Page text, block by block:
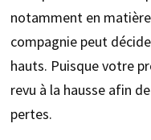
notamment en
compagnie peut
hauts. Puisque votre
revu à la hausse afin
pertes.